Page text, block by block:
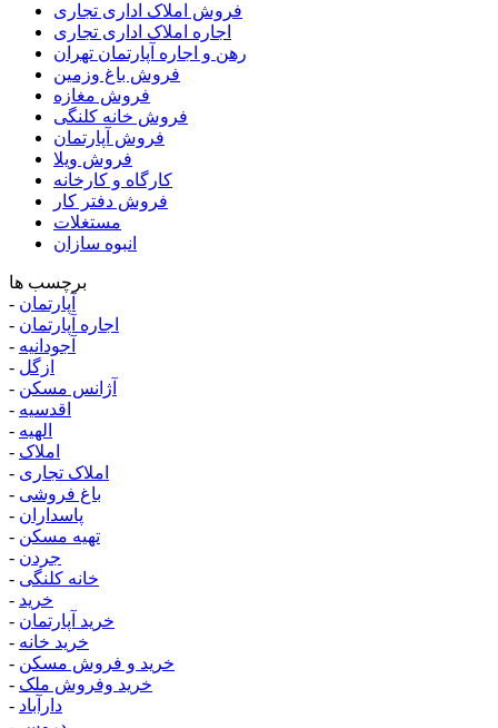
فروش املاک اداری تجاری
اجاره املاک اداری تجاری
رهن و اجاره آپارتمان تهران
فروش باغ وزمین
فروش مغازه
فروش خانه کلنگی
فروش آپارتمان
فروش ویلا
کارگاه و کارخانه
فروش دفتر کار
مستغلات
انبوه سازان
برچسب ها
- آپارتمان
- اجاره آپارتمان
- آجودانیه
- ازگل
- آژانس مسکن
- اقدسیه
- الهیه
- املاک
- املاک تجاری
- باغ فروشی
- پاسداران
- تهیه مسکن
- جردن
- خانه کلنگی
- خرید
- خرید آپارتمان
- خرید خانه
- خرید و فروش مسکن
- خرید وفروش ملک
- دارآباد